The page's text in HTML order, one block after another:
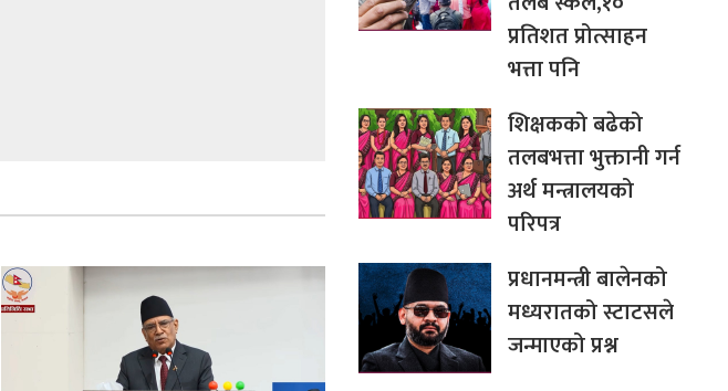
प्रतिशत प्रोत्साहन
भत्ता पनि
शिक्षकको बढेको
तलबभत्ता भुक्तानी गर्न
अर्थ मन्त्रालयको
परिपत्र
प्रधानमन्त्री बालेनको
मध्यरातको स्टाटसले
जन्माएको प्रश्न